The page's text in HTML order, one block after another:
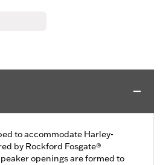
to accommodate Harley-
by Rockford Fosgate®
openings are formed to